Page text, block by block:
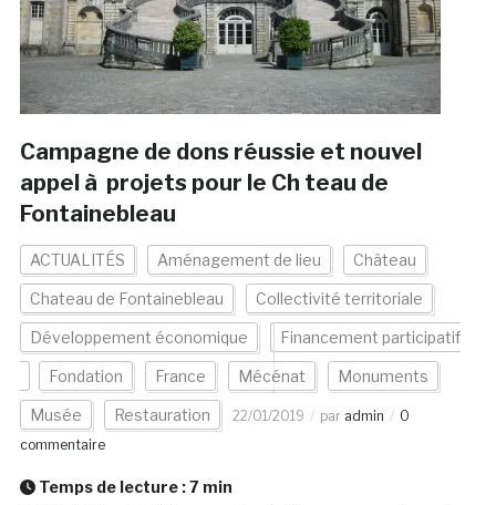
Campagne de dons réussie et nouvel
appel à projets pour le Ch teau de
Fontainebleau
ACTUALITÉS Aménagement de lieu Château
Chateau de Fontainebleau Collectivité territoriale
Développement économique Financement participatif
Fondation France Mécénat Monuments
Musée Restauration 22/01/2019 par admin
0
commentaire
Temps de lecture :7 min